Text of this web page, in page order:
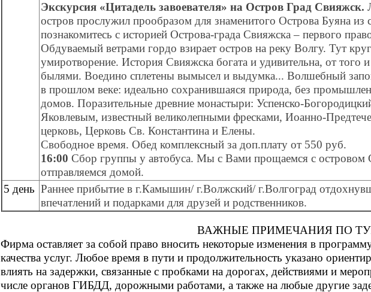
Экскурсия «Цитадель завоевателя» на Остров Град Свияжск.
остров прослужил прообразом для знаменитого Острова Буяна
познакомитесь с историей Острова-града Свияжска – первого
Обдуваемый ветрами гордо взирает остров на реку Волгу. Тут
умиротворение. История Свияжска богата и удивительна, от того
былями. Воедино сплетены вымысел и выдумка... Волшебный
в прошлом веке: идеально сохранившаяся природа, без
домов. Поразительные древние монастыри: Успенско-
Яковлевым, известный великолепными фресками, Иоанно-
церковь, Церковь Св. Константина и Елены.
Свободное время. Обед комплексный за доп.плату от 550 руб.
16:00 Сбор группы у автобуса. Мы с Вами прощаемся с островом
отправляемся домой.
5 день Раннее прибытие в г.Камышин/ г.Волжский/ г.Волгоград
впечатлений и подарками для друзей и родственников.
ВАЖНЫЕ ПРИМЕЧАНИЯ ПО
Фирма оставляет за собой право вносить некоторые изменения в
качества услуг. Любое время в пути и продолжительность указано
влиять на задержки, связанные с пробками на дорогах, действиями и
числе органов ГИБДД, дорожными работами, а также на любые другие